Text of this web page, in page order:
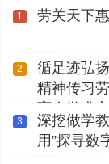
1 劳关天下
2
循足迹弘
精神传习
育人学术
3
深挖做学
用”探寻数